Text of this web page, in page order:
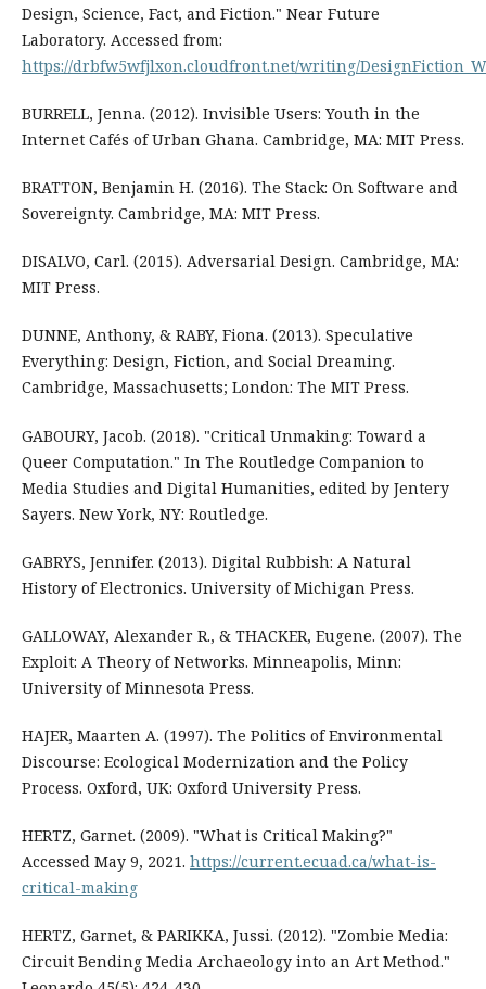
Design, Science, Fact, and Fiction." Near Future
Laboratory. Accessed from:
https://drbfw5wfjlxon.cloudfront.net/writing/
BURRELL, Jenna. (2012). Invisible Users: Youth in the
Internet Cafés of Urban Ghana. Cambridge, MA: MIT Press.
BRATTON, Benjamin H. (2016). The Stack: On Software and
Sovereignty. Cambridge, MA: MIT Press.
DISALVO, Carl. (2015). Adversarial Design. Cambridge, MA:
MIT Press.
DUNNE, Anthony, & RABY, Fiona. (2013). Speculative
Everything: Design, Fiction, and Social Dreaming.
Cambridge, Massachusetts; London: The MIT Press.
GABOURY, Jacob. (2018). "Critical Unmaking: Toward a
Queer Computation." In The Routledge Companion to
Media Studies and Digital Humanities, edited by Jentery
Sayers. New York, NY: Routledge.
GABRYS, Jennifer. (2013). Digital Rubbish: A Natural
History of Electronics. University of Michigan Press.
GALLOWAY, Alexander R., & THACKER, Eugene. (2007). The
Exploit: A Theory of Networks. Minneapolis, Minn:
University of Minnesota Press.
HAJER, Maarten A. (1997). The Politics of Environmental
Discourse: Ecological Modernization and the Policy
Process. Oxford, UK: Oxford University Press.
HERTZ, Garnet. (2009). "What is Critical Making?"
Accessed May 9, 2021. https://current.ecuad.ca/what-is-
critical-making
HERTZ, Garnet, & PARIKKA, Jussi. (2012). "Zombie Media:
Circuit Bending Media Archaeology into an Art Method."